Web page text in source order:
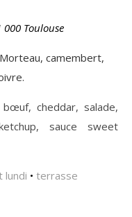
Toulouse
camembert,
cheddar, salade,
sauce sweet
lundi • terrasse